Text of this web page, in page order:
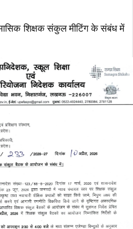
शिक्षक संकुल मीटिंग के संबंध में